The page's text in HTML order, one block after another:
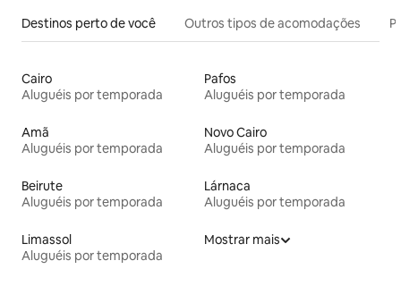
Destinos perto de você Outros tipos de acomodações
Cairo
Aluguéis por temporada
Pafos
Aluguéis por temporada
Amã
Aluguéis por temporada
Novo Cairo
Aluguéis por temporada
Beirute
Aluguéis por temporada
Lárnaca
Aluguéis por temporada
Limassol
Aluguéis por temporada
Mostrar mais